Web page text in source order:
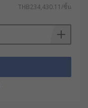
THB234,430.11/ชิ้น